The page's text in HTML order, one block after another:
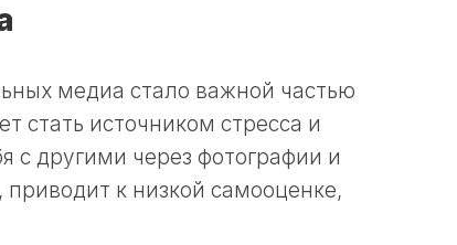
медиа стало важной частью
стать источником стресса и
с другими через фотографии и
к низкой самооценке,